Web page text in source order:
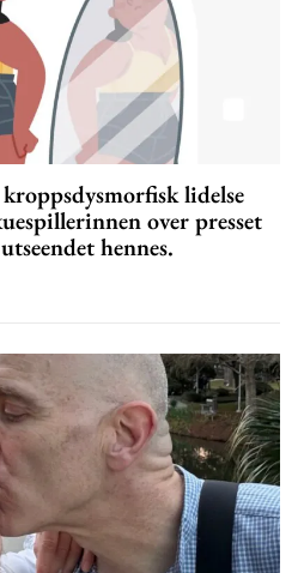
lidelse
over presset
hennes.